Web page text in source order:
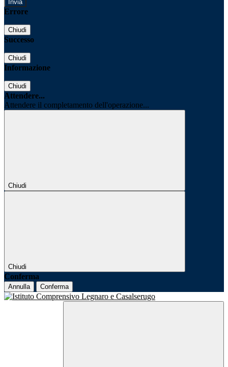
Errore
Chiudi
Successo
Chiudi
Informazione
Chiudi
Attendere...
Attendere il completamento dell'operazione...
Chiudi
Chiudi
Conferma
Annulla Conferma